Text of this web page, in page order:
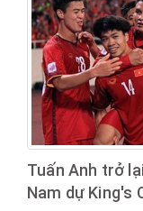
Tuấn Anh trở
Nam dự King's